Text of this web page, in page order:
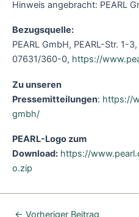
Hinweis angebracht: PEARL
Bezugsquelle:
PEARL GmbH, PEARL-Str. 1-
07631/360-0, https://
Zu unseren
Pressemitteilungen: https://
gmbh/
PEARL-Logo zum
Download: https://
o.zip
← Vorheriger Beitrag